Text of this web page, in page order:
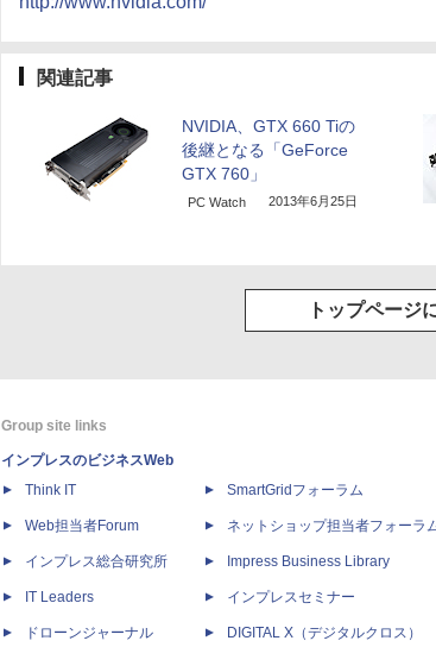
関連記事
NVIDIA、GTX 660 Tiの
後継となる「GeForce
GTX 760」
PC Watch 2013年6月25日
トップページ
Group site links
インプレスのビジネスWeb
Think IT
Web担当者Forum
インプレス総合研究所
IT Leaders
ドローンジャーナル
SmartGridフォーラム
ネットショップ担当者フォーラ
Impress Business Library
インプレスセミナー
DIGITAL X（デジタルクロス）